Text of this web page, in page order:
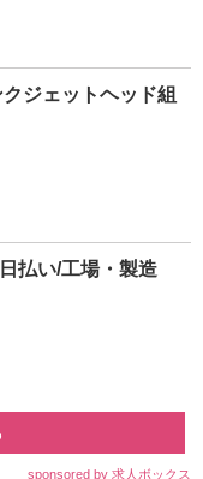
ジェットヘッド組
払い/工場・製造
sponsored by 求人ボックス